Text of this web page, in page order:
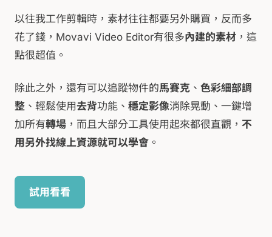
以往我工作剪輯時，素材往往都要另外購買，反而多
花了錢，Movavi Video Editor有很多內建的素材 ，這
點很超值。
除此之外，還有可以追蹤物件的馬賽克 、 色彩細部調
整 、輕鬆使用去背功能、 穩定影像消除晃動、一鍵增
加所有轉場 ，而且大部分工具使用起來都很直觀， 不
用另外找線上資源就可以學會 。
試用看看